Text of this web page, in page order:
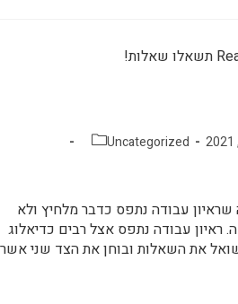
Uncategorized
עבודה נתפס כדבר מלחיץ ולא
ראיון עבודה נתפס אצל רבים כדיאלוג
את השאלות ובוחן את הצד שני אשר